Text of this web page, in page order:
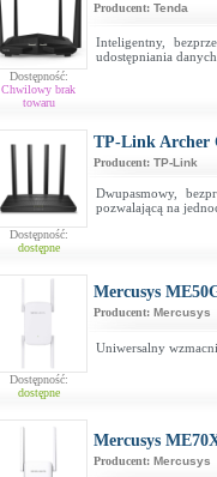
Dostępność:
Chwilowy brak
towaru
Producent: Tenda
Inteligentny,
udostępniania
Dostępność:
dostępne
TP-Link Archer
Producent: TP-Link
Dwupasmowy,
pozwalającą na
Dostępność:
dostępne
Mercusys
Producent: Mercusys
Uniwersalny
Mercusys
Producent: Mercusys